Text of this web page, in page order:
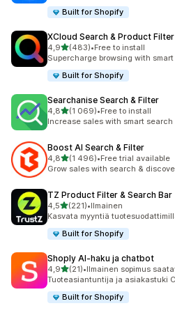
Built for Shopify
XCloud Search & Product Filter
4,9/ 5 tähteä
(483)
483 arvostelua yhteensä
•Free to install
Supercharge browsing with
Built for Shopify
Searchanise Search & Filter
4,8/ 5 tähteä
(1 069)
1069 arvostelua yhteensä
•Free to install
Increase sales with smart
Boost AI Search & Filter
4,8/ 5 tähteä
(1 496)
1496 arvostelua yhteensä
•Free trial available
Grow sales with search &
TZ Product Filter & Search Bar
4,5/ 5 tähteä
(221)
221 arvostelua yhteensä
•Ilmainen
Kasvata myyntiä
Built for Shopify
Shoply AI‑haku ja chatbot
4,9/ 5 tähteä
(21)
21 arvostelua yhteensä
•Ilmainen sopimus
Tuoteasiantuntija ja asiakastuki
Built for Shopify